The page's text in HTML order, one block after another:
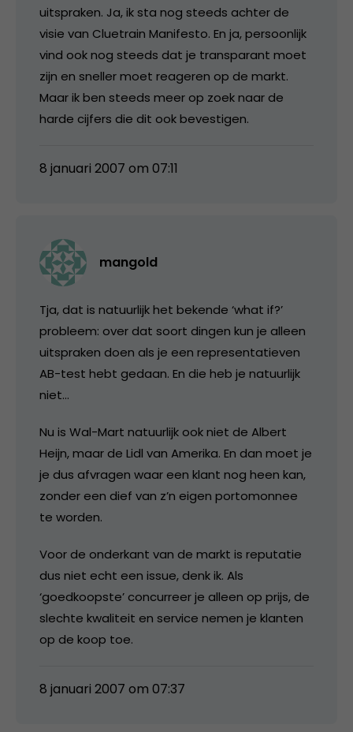
uitspraken. Ja, ik sta nog steeds achter de
visie van Cluetrain Manifesto. En ja, persoonlijk
vind ook nog steeds dat je transparant moet
zijn en sneller moet reageren op de markt.
Maar ik ben steeds meer op zoek naar de
harde cijfers die dit ook bevestigen.
8 januari 2007 om 07:11
mangold
Tja, dat is natuurlijk het bekende ‘what if?’
probleem: over dat soort dingen kun je alleen
uitspraken doen als je een representatieven
AB-test hebt gedaan. En die heb je natuurlijk
niet…
Nu is Wal-Mart natuurlijk ook niet de Albert
Heijn, maar de Lidl van Amerika. En dan moet je
je dus afvragen waar een klant nog heen kan,
zonder een dief van z’n eigen portomonnee
te worden.
Voor de onderkant van de markt is reputatie
dus niet echt een issue, denk ik. Als
‘goedkoopste’ concurreer je alleen op prijs, de
slechte kwaliteit en service nemen je klanten
op de koop toe.
8 januari 2007 om 07:37